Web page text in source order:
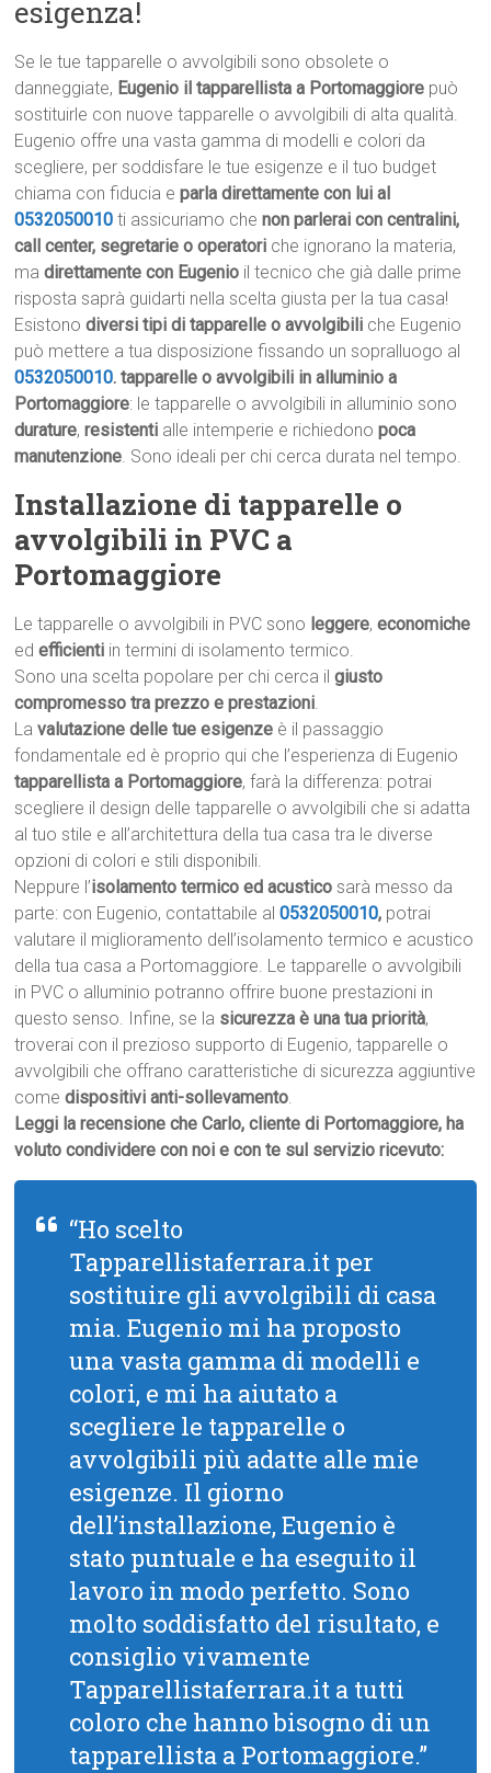
esigenza!
Se le tue tapparelle o avvolgibili sono obsolete o
danneggiate, Eugenio il tapparellista a Portomaggiore può
sostituirle con nuove tapparelle o avvolgibili di alta qualità.
Eugenio offre una vasta gamma di modelli e colori da
scegliere, per soddisfare le tue esigenze e il tuo budget
chiama con fiducia eparla direttamente con lui al
0532050010 ti assicuriamo chenon parlerai con centralini,
call center, segretarie o operatori che ignorano la materia,
madirettamente con Eugenio il tecnico che già dalle prime
risposta saprà guidarti nella scelta giusta per la tua casa!
Esistonodiversi tipi di tapparelle o avvolgibili che Eugenio
può mettere a tua disposizione fissando un sopralluogo al
0532050010. tapparelle o avvolgibili in alluminio a
Portomaggiore: le tapparelle o avvolgibili in alluminio sono
durature,resistenti alle intemperie e richiedonopoca
manutenzione. Sono ideali per chi cerca durata nel tempo.
Installazione di tapparelle o
avvolgibili in PVC a
Portomaggiore
Le tapparelle o avvolgibili in PVC sono leggere,economiche
edefficienti in termini di isolamento termico.
Sono una scelta popolare per chi cerca ilgiusto
compromesso tra prezzo e prestazioni.
Lavalutazione delle tue esigenze è il passaggio
fondamentale ed è proprio qui che l’esperienza di Eugenio
tapparellista a Portomaggiore, farà la differenza: potrai
scegliere il design delle tapparelle o avvolgibili che si adatta
al tuo stile e all’architettura della tua casa tra le diverse
opzioni di colori e stili disponibili.
Neppure l’isolamento termico ed acustico sarà messo da
parte: con Eugenio, contattabile al0532050010, potrai
valutare il miglioramento dell’isolamento termico e acustico
della tua casa a Portomaggiore. Le tapparelle o avvolgibili
in PVC o alluminio potranno offrire buone prestazioni in
questo senso. Infine, se la sicurezza è una tua priorità,
troverai con il prezioso supporto di Eugenio, tapparelle o
avvolgibili che offrano caratteristiche di sicurezza aggiuntive
comedispositivi anti-sollevamento.
Leggi la recensione che Carlo, cliente di Portomaggiore, ha
voluto condividere con noi e con te sul servizio ricevuto:
“Ho scelto
Tapparellistaferrara.it per
sostituire gli avvolgibili di casa
mia. Eugenio mi ha proposto
una vasta gamma di modelli e
colori, e mi ha aiutato a
scegliere le tapparelle o
avvolgibili più adatte alle mie
esigenze. Il giorno
dell’installazione, Eugenio è
stato puntuale e ha eseguito il
lavoro in modo perfetto. Sono
molto soddisfatto del risultato, e
consiglio vivamente
Tapparellistaferrara.it a tutti
coloro che hanno bisogno di un
tapparellista a Portomaggiore.”